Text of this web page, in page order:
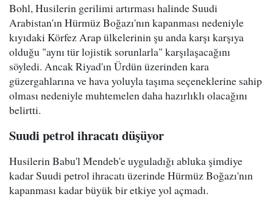
Bohl, Husilerin gerilimi artırması halinde Suudi
Arabistan'ın Hürmüz Boğazı'nın kapanması nedeniyle
kıyıdaki Körfez Arap ülkelerinin şu anda karşı karşıya
olduğu "aynı tür lojistik sorunlarla" karşılaşacağını
söyledi. Ancak Riyad'ın Ürdün üzerinden kara
güzergahlarına ve hava yoluyla taşıma seçeneklerine sahip
olması nedeniyle muhtemelen daha hazırlıklı olacağını
belirtti.
Suudi petrol ihracatı düşüyor
Husilerin Babu'l Mendeb'e uyguladığı abluka şimdiye
kadar Suudi petrol ihracatı üzerinde Hürmüz Boğazı'nın
kapanması kadar büyük bir etkiye yol açmadı.